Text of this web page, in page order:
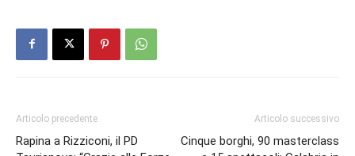
Articolo precedente
Rapina a Rizziconi, il PD
Articolo successivo
Cinque borghi, 90 masterclass